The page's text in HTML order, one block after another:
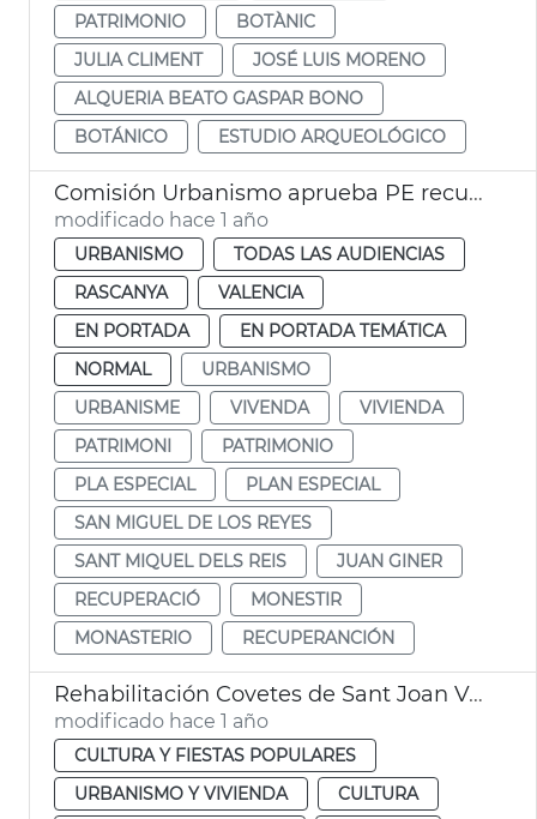
PATRIMONIO
BOTÀNIC
JULIA CLIMENT
JOSÉ LUIS MORENO
ALQUERIA BEATO GASPAR BONO
BOTÁNICO
ESTUDIO ARQUEOLÓGICO
Comisión Urbanismo aprueba PE recuperación entorno San Miguel de los Reyes
modificado hace 1 año
URBANISMO
TODAS LAS AUDIENCIAS
RASCANYA
VALENCIA
EN PORTADA
EN PORTADA TEMÁTICA
NORMAL
URBANISMO
URBANISME
VIVENDA
VIVIENDA
PATRIMONI
PATRIMONIO
PLA ESPECIAL
PLAN ESPECIAL
SAN MIGUEL DE LOS REYES
SANT MIQUEL DELS REIS
JUAN GINER
RECUPERACIÓ
MONESTIR
MONASTERIO
RECUPERANCIÓN
Rehabilitación Covetes de Sant Joan València
modificado hace 1 año
CULTURA Y FIESTAS POPULARES
URBANISMO Y VIVIENDA
CULTURA